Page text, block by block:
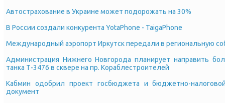
Автострахование в Украине может подорожать на 30%
В России создали конкурента YotaPhone - TaigaPhone
Международный аэропорт Иркутск передали в региональную
Администрация Нижнего Новгорода планирует направить
танка Т-3476 в сквере на пр. Кораблестроителей
Кабмин одобрил проект госбюджета и бюджетно-
документ